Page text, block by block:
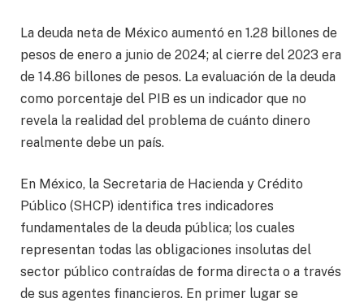
La deuda neta de México aumentó en 1.28 billones de
pesos de enero a junio de 2024; al cierre del 2023 era
de 14.86 billones de pesos. La evaluación de la deuda
como porcentaje del PIB es un indicador que no
revela la realidad del problema de cuánto dinero
realmente debe un país.
En México, la Secretaria de Hacienda y Crédito
Público (SHCP) identifica tres indicadores
fundamentales de la deuda pública; los cuales
representan todas las obligaciones insolutas del
sector público contraídas de forma directa o a través
de sus agentes financieros. En primer lugar se